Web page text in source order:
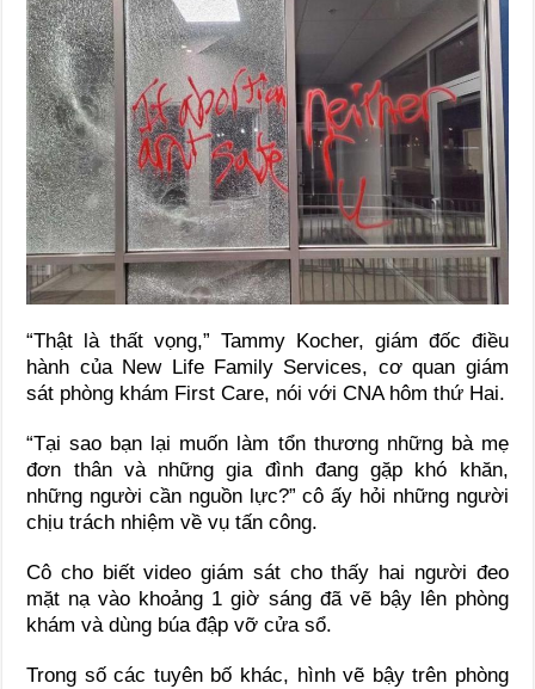
“Thật là thất vọng,” Tammy Kocher, giám đốc điều
hành của New Life Family Services, cơ quan giám
sát phòng khám First Care, nói với CNA hôm thứ Hai.
“Tại sao bạn lại muốn làm tổn thương những bà mẹ
đơn thân và những gia đình đang gặp khó khăn,
những người cần nguồn lực?” cô ấy hỏi những người
chịu trách nhiệm về vụ tấn công.
Cô cho biết video giám sát cho thấy hai người đeo
mặt nạ vào khoảng 1 giờ sáng đã vẽ bậy lên phòng
khám và dùng búa đập vỡ cửa sổ.
Trong số các tuyên bố khác, hình vẽ bậy trên phòng